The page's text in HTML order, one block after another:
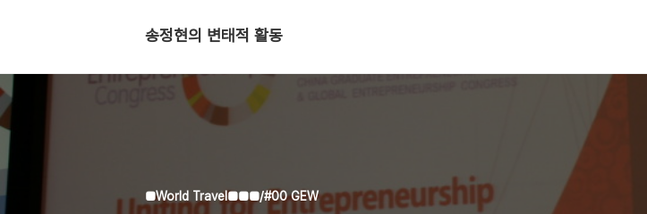
송정현의 변태적 활동
■World Travel■■■/#00 GEW